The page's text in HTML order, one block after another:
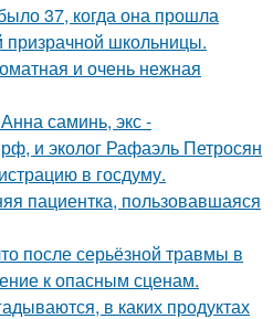
37, когда она прошла
призрачной школьницы.
и очень нежная
саминь, экс -
и эколог Рафаэль Петросян
в госдуму.
пациентка, пользовавшаяся
после серьёзной травмы в
к опасным сценам.
в каких продуктах